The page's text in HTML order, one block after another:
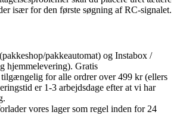
især for den første søgning af RC-signalet.
pakkeautomat) og Instabox /
hjemmelevering). Gratis
tilgængelig for alle ordrer over 499 kr (ellers
er 1-3 arbejdsdage efter at vi har
vores lager som regel inden for 24